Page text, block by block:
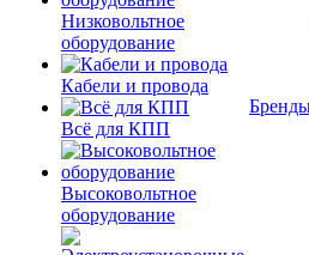
Низковольтное
оборудование
Кабели и провода
Всё для КПП
Высоковольтное
оборудование